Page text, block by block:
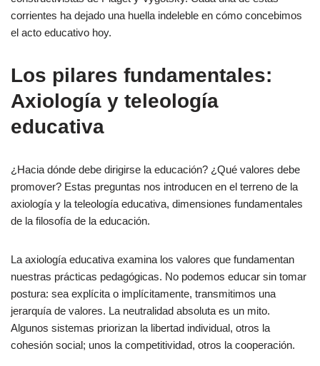
corrientes ha dejado una huella indeleble en cómo concebimos
el acto educativo hoy.
Los pilares fundamentales:
Axiología y teleología
educativa
¿Hacia dónde debe dirigirse la educación? ¿Qué valores debe
promover? Estas preguntas nos introducen en el terreno de la
axiología y la teleología educativa, dimensiones fundamentales
de la filosofía de la educación.
La axiología educativa examina los valores que fundamentan
nuestras prácticas pedagógicas. No podemos educar sin tomar
postura: sea explícita o implícitamente, transmitimos una
jerarquía de valores. La neutralidad absoluta es un mito.
Algunos sistemas priorizan la libertad individual, otros la
cohesión social; unos la competitividad, otros la cooperación.